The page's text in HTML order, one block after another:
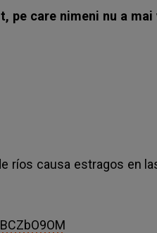
pe care nimeni nu a mai
ríos causa estragos en